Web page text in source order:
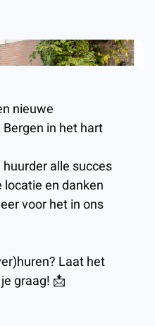
nieuwe
in het hart
alle succes
en danken
voor het in ons
Laat het
graag! 📩